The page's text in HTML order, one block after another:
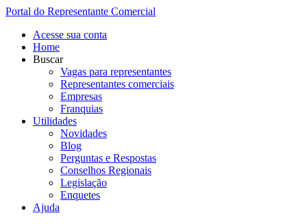
Portal do Representante Comercial
Acesse sua conta
Home
Buscar
Vagas para representantes
Representantes comerciais
Empresas
Franquias
Utilidades
Novidades
Blog
Perguntas e Respostas
Conselhos Regionais
Legislação
Enquetes
Ajuda